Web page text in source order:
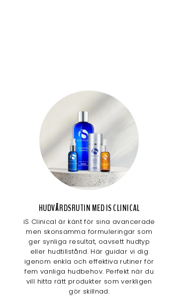
HUDVÅRDSRUTIN MED IS CLINICAL
iS Clinical är känt för sina avancerade
men skonsamma formuleringar som
ger synliga resultat, oavsett hudtyp
eller hudtillstånd. Här guidar vi dig
igenom enkla och effektiva rutiner för
fem vanliga hudbehov. Perfekt när du
vill hitta rätt produkter som verkligen
gör skillnad.